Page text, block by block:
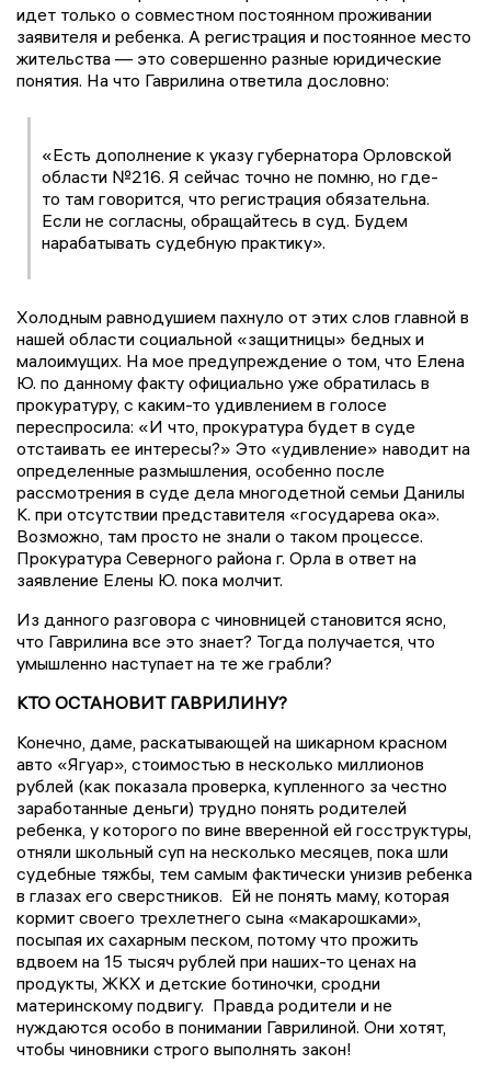
идет только о совместном постоянном проживании
заявителя и ребенка. А регистрация и постоянное место
жительства — это совершенно разные юридические
понятия. На что Гаврилина ответила дословно:
«Есть дополнение к указу губернатора Орловской
области №216. Я сейчас точно не помню, но где-
то там говорится, что регистрация обязательна.
Если не согласны, обращайтесь в суд. Будем
нарабатывать судебную практику».
Холодным равнодушием пахнуло от этих слов главной в
нашей области социальной «защитницы» бедных и
малоимущих. На мое предупреждение о том, что Елена
Ю. по данному факту официально уже обратилась в
прокуратуру, с каким-то удивлением в голосе
переспросила: «И что, прокуратура будет в суде
отстаивать ее интересы?» Это «удивление» наводит на
определенные размышления, особенно после
рассмотрения в суде дела многодетной семьи Данилы
К. при отсутствии представителя «государева ока».
Возможно, там просто не знали о таком процессе.
Прокуратура Северного района г. Орла в ответ на
заявление Елены Ю. пока молчит.
Из данного разговора с чиновницей становится ясно,
что Гаврилина все это знает? Тогда получается, что
умышленно наступает на те же грабли?
КТО ОСТАНОВИТ ГАВРИЛИНУ?
Конечно, даме, раскатывающей на шикарном красном
авто «Ягуар», стоимостью в несколько миллионов
рублей (как показала проверка, купленного за честно
заработанные деньги) трудно понять родителей
ребенка, у которого по вине вверенной ей госструктуры,
отняли школьный суп на несколько месяцев, пока шли
судебные тяжбы, тем самым фактически унизив ребенка
в глазах его сверстников. Ей не понять маму, которая
кормит своего трехлетнего сына «макарошками»,
посыпая их сахарным песком, потому что прожить
вдвоем на 15 тысяч рублей при наших-то ценах на
продукты, ЖКХ и детские ботиночки, сродни
материнскому подвигу. Правда родители и не
нуждаются особо в понимании Гаврилиной. Они хотят,
чтобы чиновники строго выполнять закон!